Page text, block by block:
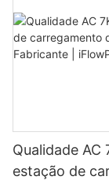
Qualidade AC
estação de